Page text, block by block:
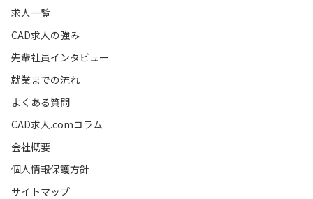
求人一覧
CAD求人の強み
先輩社員インタビュー
就業までの流れ
よくある質問
CAD求人.comコラム
会社概要
個人情報保護方針
サイトマップ